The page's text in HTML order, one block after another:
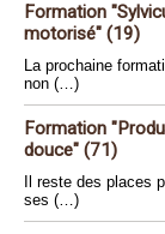
Formation
motorisé" (19)
La prochaine
non (…)
Formation
douce" (71)
Il reste des places
ses (…)